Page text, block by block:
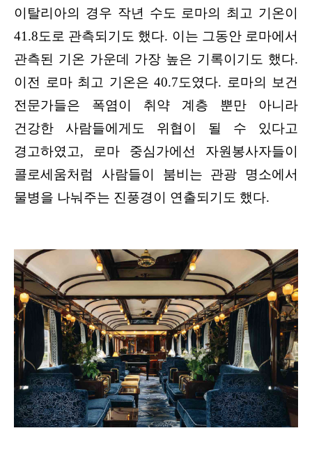
이탈리아의 경우 작년 수도 로마의 최고 기온이
41.8도로 관측되기도 했다. 이는 그동안 로마에서
관측된 기온 가운데 가장 높은 기록이기도 했다.
이전 로마 최고 기온은 40.7도였다. 로마의 보건
전문가들은 폭염이 취약 계층 뿐만 아니라
건강한 사람들에게도 위협이 될 수 있다고
경고하였고, 로마 중심가에선 자원봉사자들이
콜로세움처럼 사람들이 붐비는 관광 명소에서
물병을 나눠주는 진풍경이 연출되기도 했다.